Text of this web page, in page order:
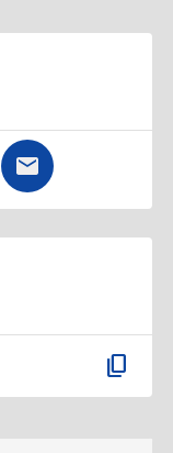
content_copy